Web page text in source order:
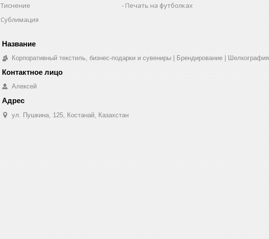
Тиснение
Сублимация
Печать на футболках
Корпоративный текстиль, бизнес-подарки и сувениры | Брендирование | Шелкография
Алексей
ул. Пушкина, 125, Костанай, Казахстан